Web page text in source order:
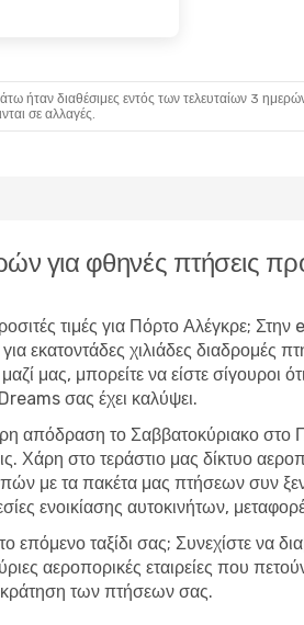
ήταν διαθέσιμες εντός των τελευταίων 3
σε αλλαγές.
για φθηνές πτήσεις
τιμές για Πόρτο Αλέγκρε;
εκατοντάδες χιλιάδες
μας, μπορείτε να είστε σίγουροι
σας έχει καλύψει.
απόδραση το Σαββατοκύριακο στο
Χάρη στο τεράστιο μας δίκτυο
με τα πακέτα μας πτήσεων συν
ενοικίασης αυτοκινήτων,
επόμενο ταξίδι σας; Συνεχίστε να
αεροπορικές εταιρείες που
κράτηση των πτήσεων σας.